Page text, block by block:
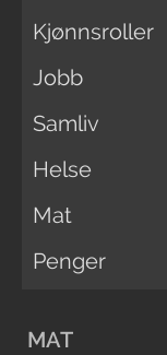
Kjønnsroller
Jobb
Samliv
Helse
Mat
Penger
MAT